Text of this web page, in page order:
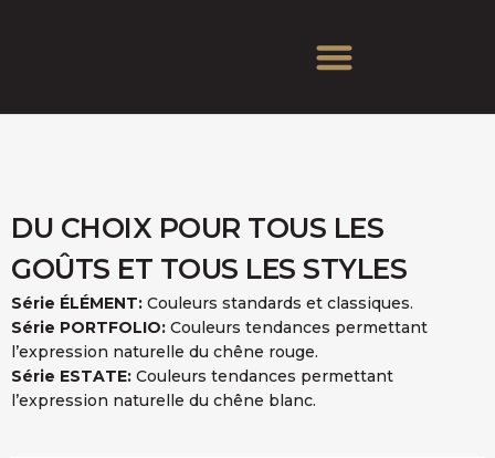
DU CHOIX POUR TOUS LES
GOÛTS ET TOUS LES STYLES
Série ÉLÉMENT: Couleurs standards et classiques.
Série PORTFOLIO: Couleurs tendances permettant
l’expression naturelle du chêne rouge.
Série ESTATE: Couleurs tendances permettant
l’expression naturelle du chêne blanc.